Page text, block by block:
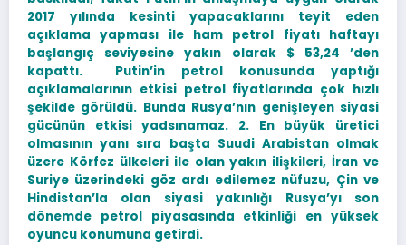
2017 yılında kesinti yapacaklarını teyit eden
açıklama yapması ile ham petrol fiyatı haftayı
başlangıç seviyesine yakın olarak $ 53,24 ’den
kapattı. Putin’in petrol konusunda yaptığı
açıklamalarının etkisi petrol fiyatlarında çok hızlı
şekilde görüldü. Bunda Rusya’nın genişleyen siyasi
gücünün etkisi yadsınamaz. 2. En büyük üretici
olmasının yanı sıra başta Suudi Arabistan olmak
üzere Körfez ülkeleri ile olan yakın ilişkileri, İran ve
Suriye üzerindeki göz ardı edilemez nüfuzu, Çin ve
Hindistan’la olan siyasi yakınlığı Rusya’yı son
dönemde petrol piyasasında etkinliği en yüksek
oyuncu konumuna getirdi.